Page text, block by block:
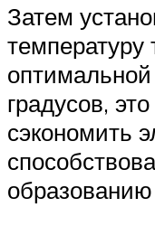
Затем
температуру
градусов,
сэкономить